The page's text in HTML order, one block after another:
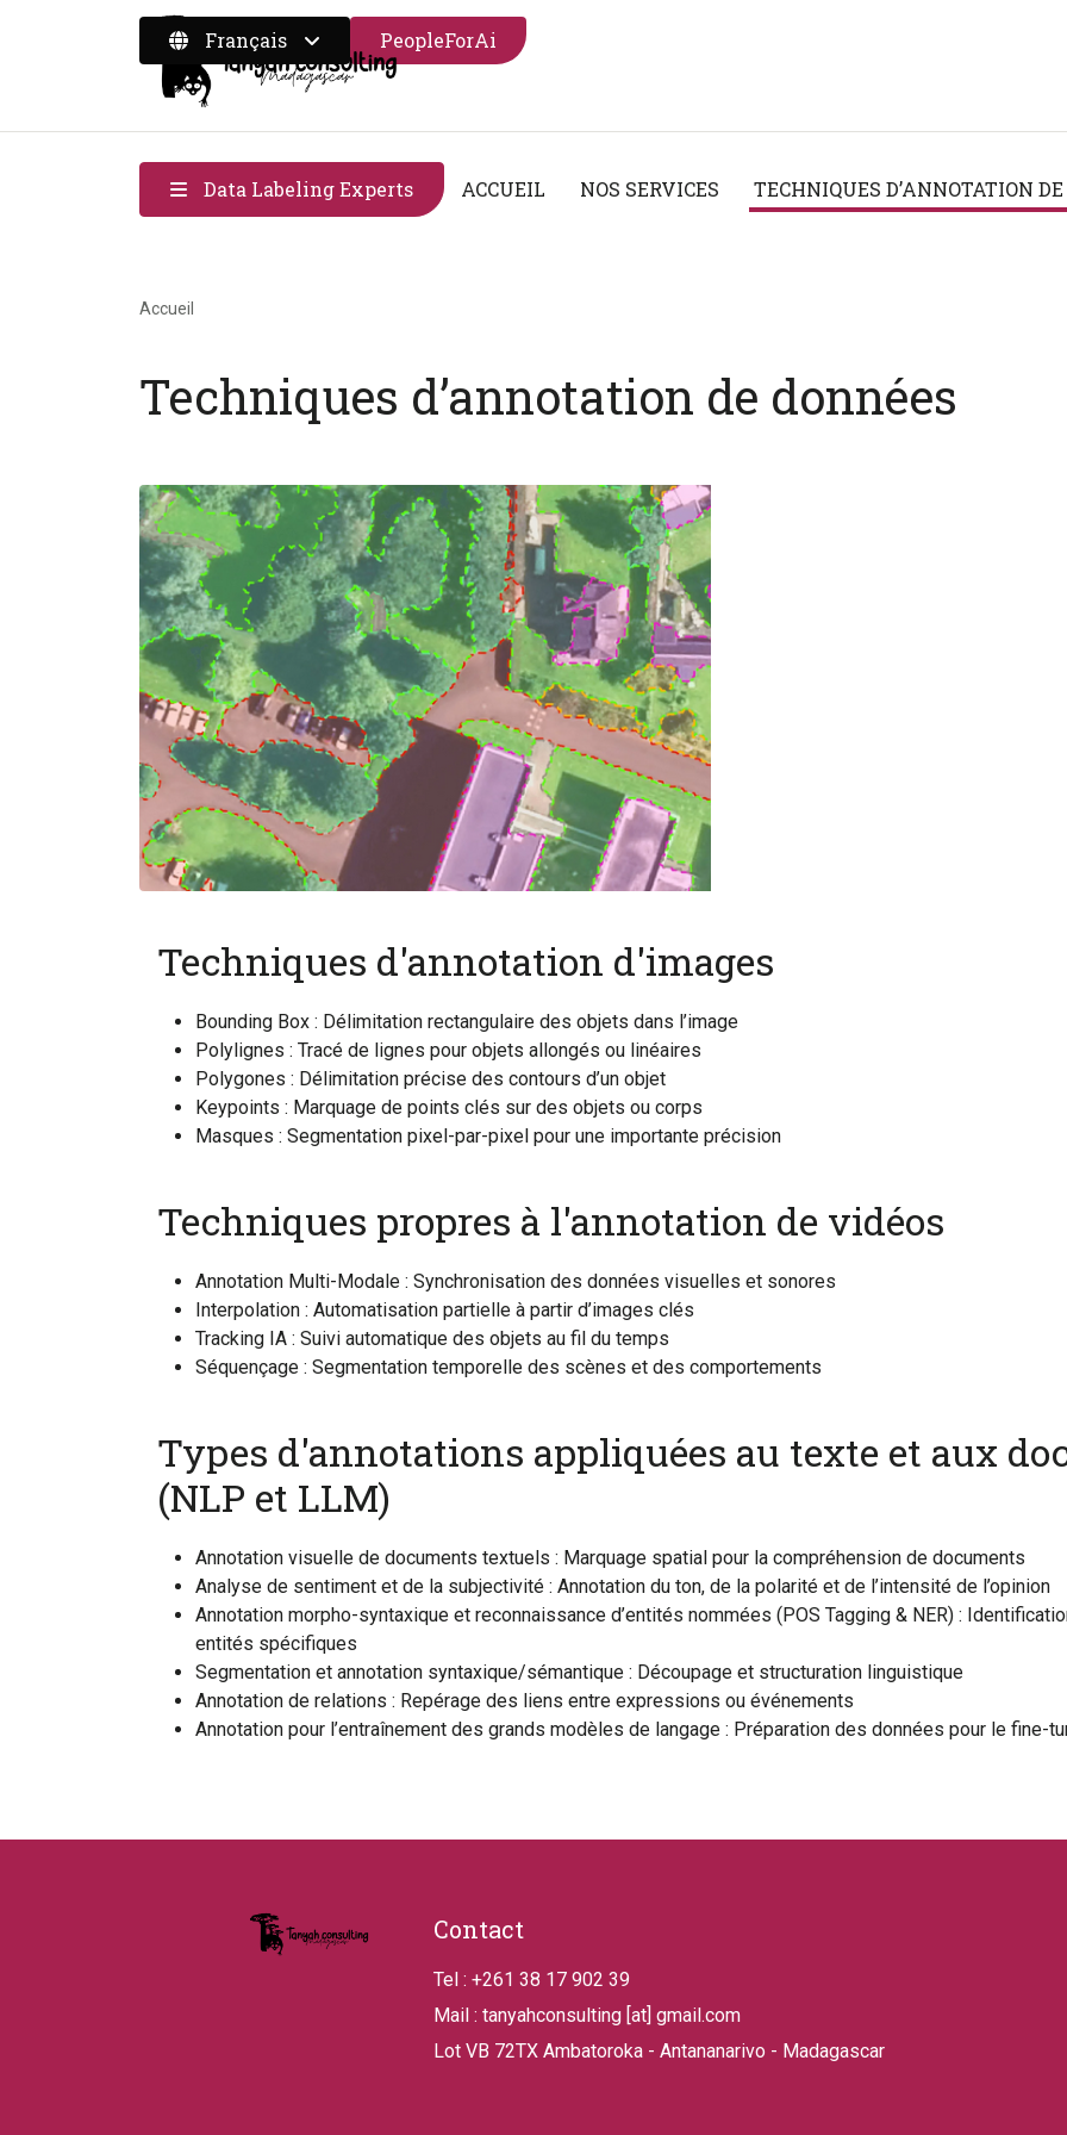
Français PeopleForAi
Data Labeling Experts ACCUEIL NOS SERVICES TECHNIQUES D’ANNOTATION
Fil d'Ariane
Accueil
Techniques d’annotation de données
Image
Techniques d'annotation d'images
Bounding Box : Délimitation rectangulaire des objets dans l’image
Polylignes : Tracé de lignes pour objets allongés ou linéaires
Polygones : Délimitation précise des contours d’un objet
Keypoints : Marquage de points clés sur des objets ou corps
Masques : Segmentation pixel-par-pixel pour une importante précision
Techniques propres à l'annotation de vidéos
Annotation Multi-Modale : Synchronisation des données visuelles et sonores
Interpolation : Automatisation partielle à partir d’images clés
Tracking IA : Suivi automatique des objets au fil du temps
Séquençage : Segmentation temporelle des scènes et des comportements
Types d'annotations appliquées au texte et aux
(NLP et LLM)
Annotation visuelle de documents textuels : Marquage spatial pour la compréhension de documents
Analyse de sentiment et de la subjectivité : Annotation du ton, de la polarité et de l’intensité de l’opinion
Annotation morpho-syntaxique et reconnaissance d’entités nommées (POS Tagging & NER) :
entités spécifiques
Segmentation et annotation syntaxique/sémantique : Découpage et structuration linguistique
Annotation de relations : Repérage des liens entre expressions ou événements
Annotation pour l’entraînement des grands modèles de langage : Préparation des données pour le fine-
Pied de page
Contact
Tel : +261 38 17 902 39
Mail : tanyahconsulting [at] gmail.com
Lot VB 72TX Ambatoroka - Antananarivo - Madagascar